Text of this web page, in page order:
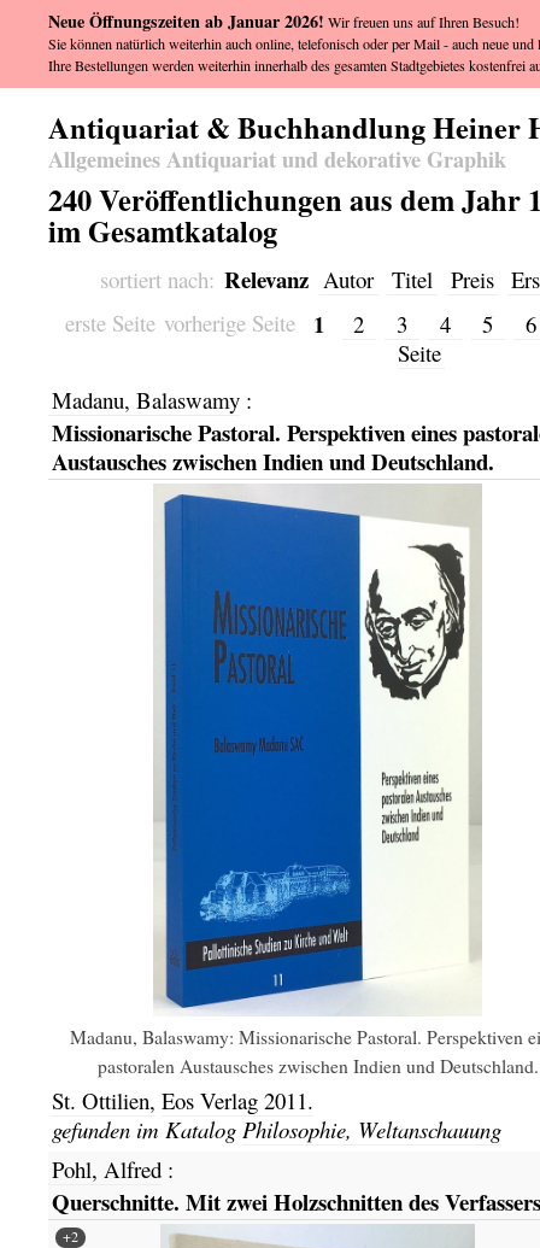
Antiquariat & Buchhandlung Heiner
Allgemeines Antiquariat und dekorative Graphik
240 Veröffentlichungen aus dem Jahr
im Gesamtkatalog
sortiert nach: Relevanz Autor Titel Preis
erste Seite vorherige Seite 1 2 3 4 5
Seite
Madanu, Balaswamy:
Missionarische Pastoral. Perspektiven eines
Austausches zwischen Indien und Deutschland.
Madanu, Balaswamy: Missionarische Pastoral. Perspektiven
pastoralen Austausches zwischen Indien und Deutschland.
St. Ottilien, Eos Verlag 2011.
gefunden im Katalog Philosophie, Weltanschauung
Pohl, Alfred:
Querschnitte. Mit zwei Holzschnitten des
+2
Neue Öffnungszeiten ab Januar 2026! Wir freuen uns auf Ihren Besuch!
Sie können natürlich weiterhin auch online, telefonisch oder per Mail - auch neue
Ihre Bestellungen werden weiterhin innerhalb des gesamten Stadtgebietes kostenfrei